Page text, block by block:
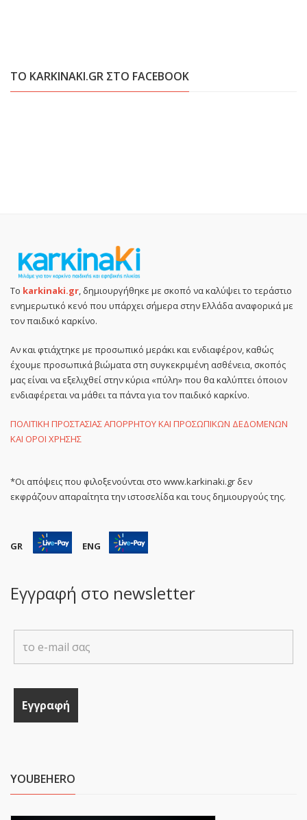
ΤΟ KARKINAKI.GR ΣΤΟ FACEBOOK
Το karkinaki.gr , δημιουργήθηκε με σκοπό να καλύψει το τεράστιο
ενημερωτικό κενό που υπάρχει σήμερα στην Ελλάδα αναφορικά με
τον παιδικό καρκίνο.
Αν και φτιάχτηκε με προσωπικό μεράκι και ενδιαφέρον, καθώς
έχουμε προσωπικά βιώματα στη συγκεκριμένη ασθένεια, σκοπός
μας είναι να εξελιχθεί στην κύρια «πύλη» που θα καλύπτει όποιον
ενδιαφέρεται να μάθει τα πάντα για τον παιδικό καρκίνο.
ΠΟΛΙΤΙΚΗ ΠΡΟΣΤΑΣΙΑΣ ΑΠΟΡΡΗΤΟΥ ΚΑΙ ΠΡΟΣΩΠΙΚΩΝ ΔΕΔΟΜΕΝΩΝ
ΚΑΙ ΟΡΟΙ ΧΡΗΣΗΣ
*Οι απόψεις που φιλοξενούνται στο www.karkinaki.gr δεν
εκφράζουν απαραίτητα την ιστοσελίδα και τους δημιουργούς της.
GR ENG
Εγγραφή στο newsletter
YOUBEHERO